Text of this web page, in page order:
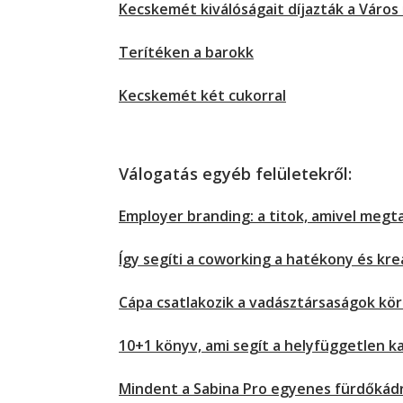
Kecskemét kiválóságait díjazták a Város
Terítéken a barokk
Kecskemét két cukorral
Válogatás egyéb felületekről:
Employer branding: a titok, amivel
Így segíti a coworking a hatékony és
Cápa csatlakozik a vadásztársaságok
10+1 könyv, ami segít a helyfüggetlen
Mindent a Sabina Pro egyenes